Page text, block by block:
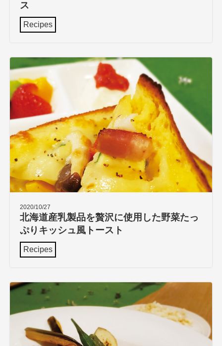
ス
Recipes
2020/10/27
北海道産乳製品を贅沢に使用した野菜たっ
ぷりキッシュ風トースト
Recipes